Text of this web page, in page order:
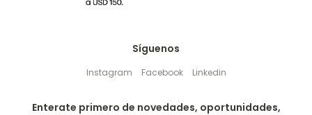
Síguenos
Instagram Facebook Linkedin
Enterate primero de novedades, oportunidades,